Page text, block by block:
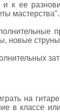
и к ее
мастерства".
новые
на
в классе